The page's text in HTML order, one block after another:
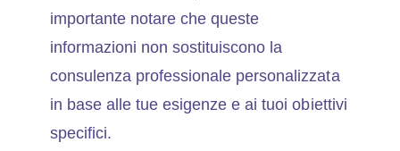
importante notare che queste
informazioni non sostituiscono la
consulenza professionale personalizzata
in base alle tue esigenze e ai tuoi obiettivi
specifici.